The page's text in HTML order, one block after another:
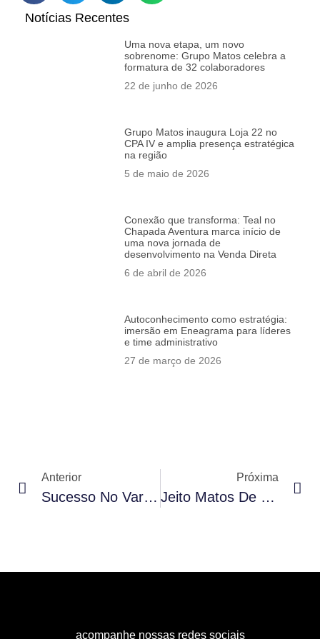
Notícias Recentes
Uma nova etapa, um novo
sobrenome: Grupo Matos celebra a
formatura de 32 colaboradores
22 de junho de 2026
Grupo Matos inaugura Loja 22 no
CPA IV e amplia presença estratégica
na região
5 de maio de 2026
Conexão que transforma: Teal no
Chapada Aventura marca início de
uma nova jornada de
desenvolvimento na Venda Direta
6 de abril de 2026
Autoconhecimento como estratégia:
imersão em Eneagrama para líderes
e time administrativo
27 de março de 2026
Anterior
Sucesso No Varejo É Entender De Pessoas: Encontro Com Edmour Saiani Marca Edição Especial Do UniMatos Em Cuiabá
Próxima
Jeito Matos De Ser 2025: Um Encontro Para Fortalecer Propósitos E Transformar Realidades
acompanhe nossas redes sociais